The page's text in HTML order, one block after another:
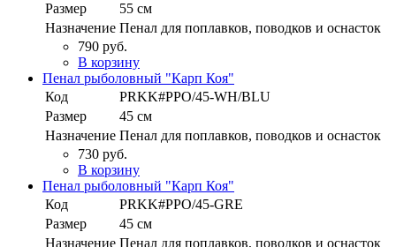
Размер
55 см
Назначение Пенал для поплавков, поводков и оснасток
790 руб.
В корзину
Пенал рыболовный "Карп Коя"
Код
PRKK#PPO/45-WH/BLU
Размер
45 см
Назначение Пенал для поплавков, поводков и оснасток
730 руб.
В корзину
Пенал рыболовный "Карп Коя"
Код
PRKK#PPO/45-GRE
Размер
45 см
Назначение Пенал для поплавков, поводков и оснасток